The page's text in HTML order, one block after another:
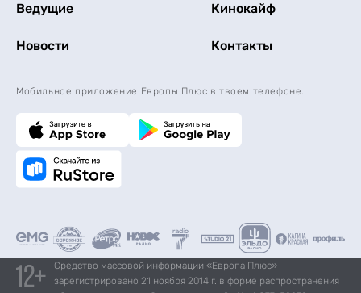
Ведущие Кинокайф
Новости Контакты
Мобильное приложение Европы Плюс в твоем телефоне.
Средство массовой информации «Европа Плюс»
зарегистрировано 21 ноября 2014 г. в форме распространения